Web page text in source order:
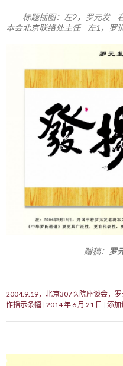
标题插图：左2，罗元发
本会北京联络处主任 左1，罗
赠稿： 罗
2004.9.19，北京307医院座谈会，
作指示条幅 2014 年 6 月 21 日 添加